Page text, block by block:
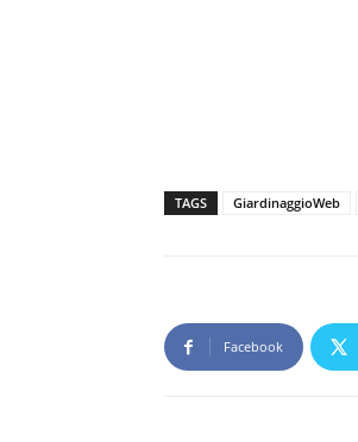
TAGS GiardinaggioWeb
Facebook